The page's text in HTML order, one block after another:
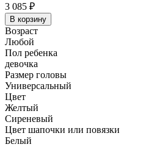
3 085 ₽
Возраст
Любой
Пол ребенка
девочка
Размер головы
Универсальный
Цвет
Желтый
Сиреневый
Цвет шапочки или повязки
Белый